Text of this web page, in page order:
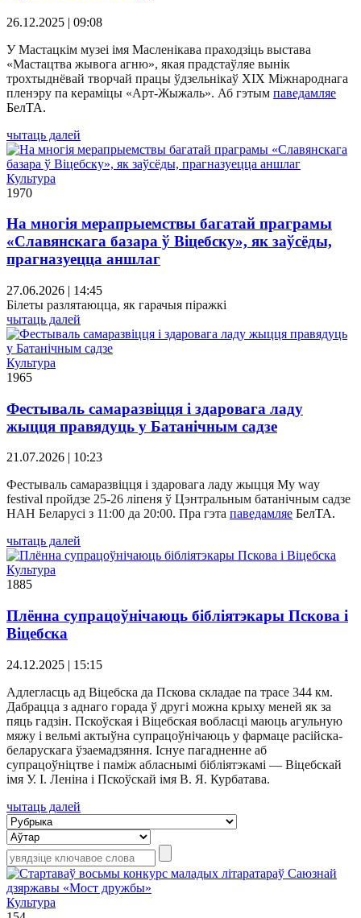
26.12.2025 | 09:08
У Мастацкім музеі імя Масленікава праходзіць выстава
«Мастацтва жывога агню», якая прадстаўляе вынік
трохтыднёвай творчай працы ўдзельнікаў XIX Міжнароднага
пленэру па кераміцы «Арт-Жыжаль». Аб гэтым паведамляе
БелТА.
чытаць далей
Культура
1970
На многія мерапрыемствы багатай праграмы
«Славянскага базара ў Віцебску», як заўсёды,
прагназуецца аншлаг
27.06.2026 | 14:45
Білеты разлятаюцца, як гарачыя піражкі
чытаць далей
Культура
1965
Фестываль самаразвіцця і здаровага ладу
жыцця правядуць у Батанічным садзе
21.07.2026 | 10:23
Фестываль самаразвіцця і здаровага ладу жыцця My way
festival пройдзе 25-26 ліпеня ў Цэнтральным батанічным садзе
НАН Беларусі з 11:00 да 20:00. Пра гэта паведамляе БелТА.
чытаць далей
Культура
1885
Плённа супрацоўнічаюць бібліятэкары Пскова і
Віцебска
24.12.2025 | 15:15
Адлегласць ад Віцебска да Пскова складае па трасе 344 км.
Дабрацца з аднаго горада ў другі можна крыху меней як за
пяць гадзін. Пскоўская і Віцебская вобласці маюць агульную
мяжу і вельмі актыўна супрацоўнічаюць у фармаце расійска-
беларускага ўзаемадзяння. Існуе пагадненне аб
супрацоўніцтве і паміж абласнымі бібліятэкамі — Віцебскай
імя У. І. Леніна і Пскоўскай імя В. Я. Курбатава.
чытаць далей
Культура